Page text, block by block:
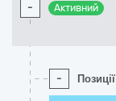
- Активний
- Позиції